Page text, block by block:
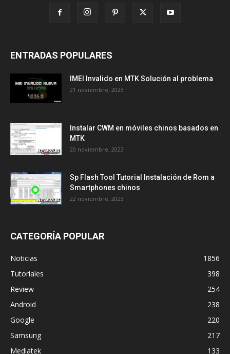
ENTRADAS POPULARES
IMEI Invalido en MTK Solución al problema
21 noviembre, 2023
Instalar CWM en móviles chinos basados en
MTK
20 noviembre, 2023
Sp Flash Tool Tutorial Instalación de Rom a
Smartphones chinos
22 noviembre, 2023
CATEGORÍA POPULAR
Noticias
1856
Tutoriales
398
Review
254
Android
238
Google
220
Samsung
217
Mediatek
133